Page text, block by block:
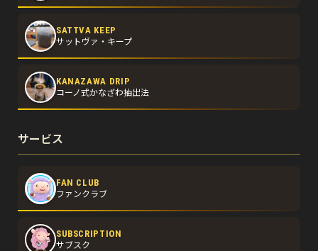
SATTVA KEEP
サットヴァ・キープ
KANAZAWA DRIP
コーノ式かなざわ抽出法
サービス
FAN CLUB
ファンクラブ
SUBSCRIPTION
サブスク